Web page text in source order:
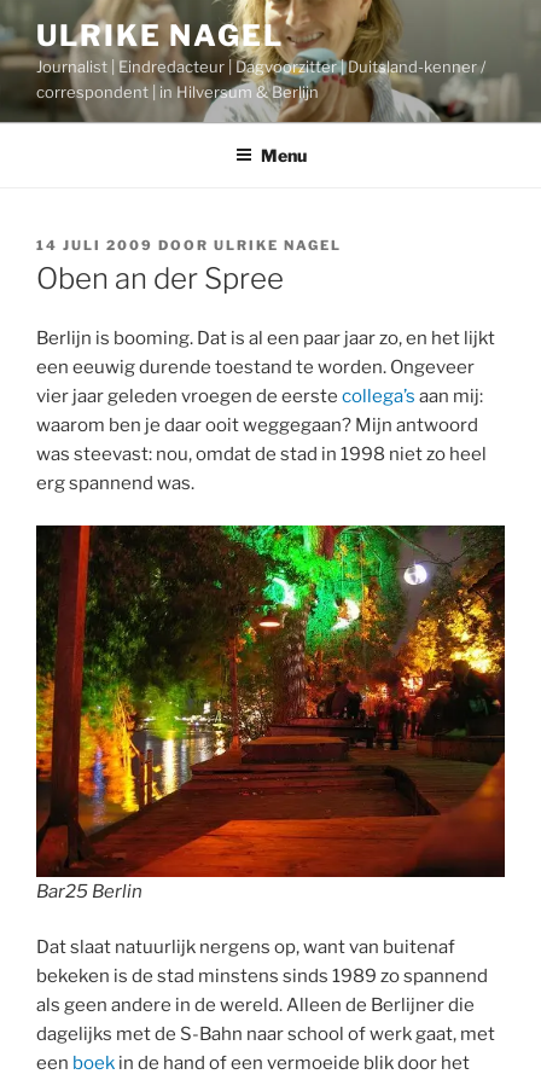
naar
de
inhoud
ULRIKE NAGEL
Journalist | Eindredacteur | Dagvoorzitter | Duitsland-kenner /
correspondent | in Hilversum & Berlijn
Menu
GEPLAATST
OP
14 JULI 2009 DOOR ULRIKE NAGEL
Oben an der Spree
Berlijn is booming. Dat is al een paar jaar zo, en het lijkt
een eeuwig durende toestand te worden. Ongeveer
vier jaar geleden vroegen de eerste collega’s aan mij:
waarom ben je daar ooit weggegaan? Mijn antwoord
was steevast: nou, omdat de stad in 1998 niet zo heel
erg spannend was.
Bar25 Berlin
Dat slaat natuurlijk nergens op, want van buitenaf
bekeken is de stad minstens sinds 1989 zo spannend
als geen andere in de wereld. Alleen de Berlijner die
dagelijks met de S-Bahn naar school of werk gaat, met
een boek in de hand of een vermoeide blik door het